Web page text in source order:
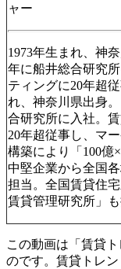
ャー
1973年生まれ、神
年に船井総合研究
ティングに20年超
れ、神奈川県出身
合研究所に入社。
20年超従事し、マ
構築により「100億
中堅企業から全国
担当。全国賃貸住
賃貸管理研究所」も
この動画は「賃貸
のです。賃貸トレ